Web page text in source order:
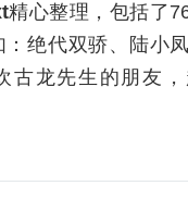
精心整理，包括了
绝代双骄、陆小
古龙先生的朋友